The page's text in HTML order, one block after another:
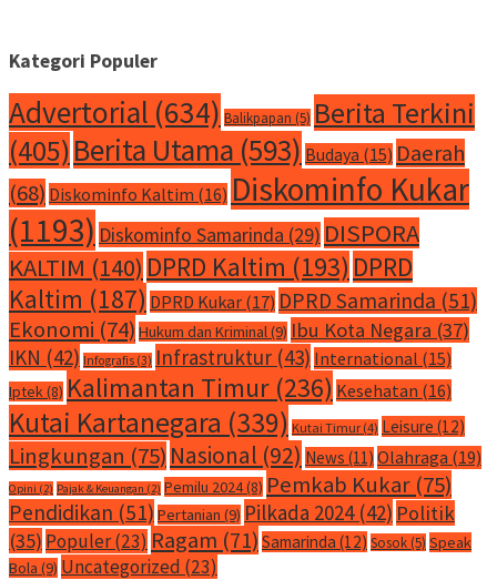
Kategori Populer
Advertorial (634) Balikpapan (5) Berita Terkini
(405)Berita Utama (593) Budaya (15) Daerah
(68) Diskominfo Kaltim (16) Diskominfo Kukar
(1193) Diskominfo Samarinda (29) DISPORA
KALTIM (140) DPRD Kaltim (193) DPRD
Kaltim (187) DPRD Kukar (17) DPRD Samarinda (51)
Ekonomi (74) Hukum dan Kriminal(9) Ibu Kota Negara (37)
IKN (42) Infografis (3) Infrastruktur (43) International (15)
Iptek(8) Kalimantan Timur (236) Kesehatan (16)
Kutai Kartanegara (339) Kutai Timur (4) Leisure (12)
Lingkungan (75) Nasional (92) News (11) Olahraga (19)
Opini (2) Pajak & Keuangan (2) Pemilu 2024(8) Pemkab Kukar (75)
Pendidikan (51) Pertanian (9) Pilkada 2024(42) Politik
(35) Populer(23) Ragam (71) Samarinda (12) Sosok(5) Speak
Bola (9) Uncategorized (23)